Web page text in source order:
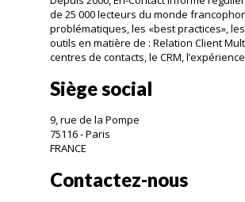
de 25 000 lecteurs du monde
problématiques, les «best practices»,
outils en matière de : Relation Client
centres de contacts, le CRM,
Siège social
9, rue de la Pompe
75116 - Paris
FRANCE
Contactez-nous